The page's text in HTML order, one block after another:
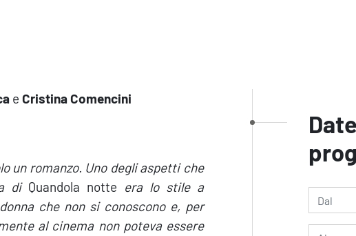
e Cristina Comencini
un romanzo. Uno degli aspetti che
diQuandola notte era lo stile a
che non si conoscono e, per
al cinema non poteva essere